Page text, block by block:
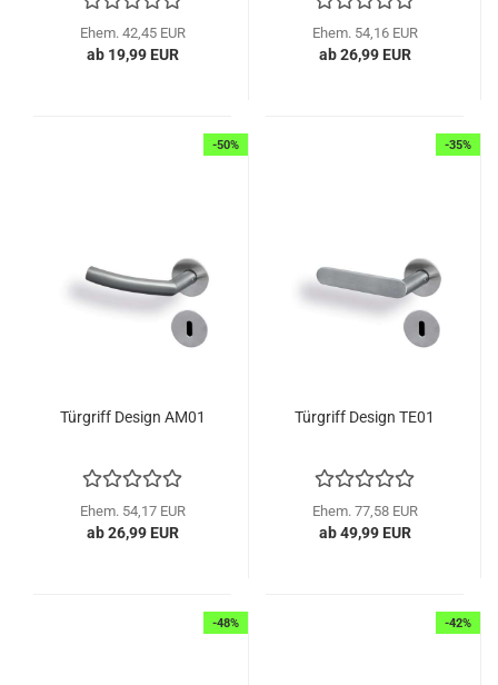
Ehem. 42,45 EUR
ab 19,99 EUR
Ehem. 54,16 EUR
ab 26,99 EUR
-50%
Tür­griff De­sign AM01
Ehem. 54,17 EUR
ab 26,99 EUR
-35%
Tür­griff De­sign TE01
Ehem. 77,58 EUR
ab 49,99 EUR
-48% -42%